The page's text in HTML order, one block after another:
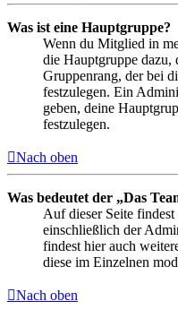
Was ist eine Hauptgruppe?
Wenn du Mitglied in
die Hauptgruppe dazu,
Gruppenrang, der bei
festzulegen. Ein
geben, deine
festzulegen.
Nach oben
Was bedeutet der „Das
Auf dieser Seite
einschließlich der
findest hier auch
diese im Einzelnen
Nach oben